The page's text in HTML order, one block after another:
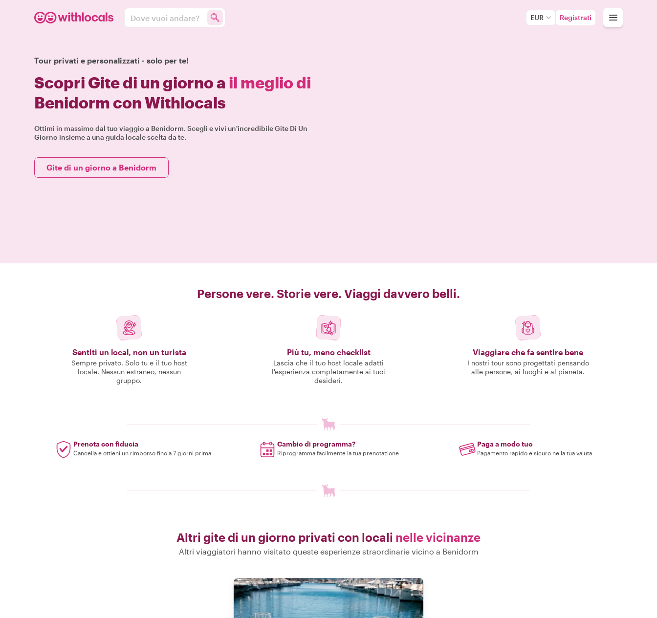
Dove vuoi andare? EUR Registrati
Tour privati e personalizzati - solo per te!
Scopri Gite di un giorno a il meglio di
Benidorm con Withlocals
Ottimi in massimo dal tuo viaggio a Benidorm. Scegli e vivi un'incredibile Gite Di Un
Giorno insieme a una guida locale scelta da te.
Gite di un giorno a Benidorm
Persone vere. Storie vere. Viaggi davvero belli.
Sentiti un local, non un turista
Sempre privato. Solo tu e il tuo host
locale. Nessun estraneo, nessun
gruppo.
Più tu, meno checklist
Lascia che il tuo host locale adatti
l'esperienza completamente ai tuoi
desideri.
Viaggiare che fa sentire bene
I nostri tour sono progettati pensando
alle persone, ai luoghi e al pianeta.
Prenota con fiducia
Cancella e ottieni un rimborso fino a 7 giorni prima
Cambio di programma?
Riprogramma facilmente la tua prenotazione
Paga a modo tuo
Pagamento rapido e sicuro nella tua valuta
Altri gite di un giorno privati con locali nelle vicinanze
Altri viaggiatori hanno visitato queste esperienze straordinarie vicino a Benidorm